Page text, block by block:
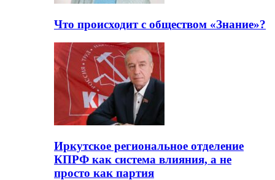
Что происходит с обществом «Знание»?
Иркутское региональное отделение
КПРФ как система влияния, а не
просто как партия